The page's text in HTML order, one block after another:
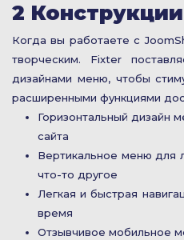
2
Когда вы работаете с
творческим. Fixter
дизайнами меню, чтобы
расширенными функциями
Горизонтальный дизайн
сайта
Вертикальное меню для
что-то другое
Легкая и быстрая
время
Отзывчивое мобильное